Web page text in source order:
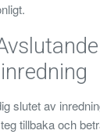
slutet av
tillbaka och